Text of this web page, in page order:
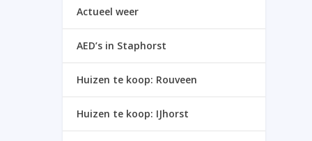
Actueel weer
AED’s in Staphorst
Huizen te koop: Rouveen
Huizen te koop: IJhorst